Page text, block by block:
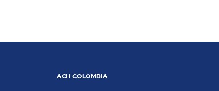
ACH COLOMBIA